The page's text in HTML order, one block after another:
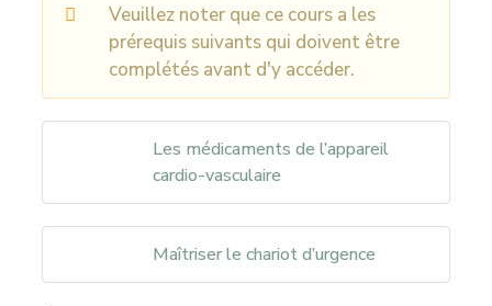
Veuillez noter que ce cours a les
prérequis suivants qui doivent être
complétés avant d'y accéder.
Les médicaments de l’appareil
cardio-vasculaire
Maîtriser le chariot d’urgence